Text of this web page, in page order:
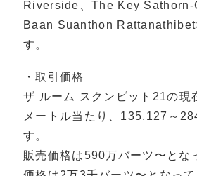
Riverside、The Key Sathorn-
Baan Suanthon Rattanathibet
す。
・取引価格
ザ ルーム スクンビット21の現
メートル当たり、135,127～
す。
販売価格は590万バーツ〜とな